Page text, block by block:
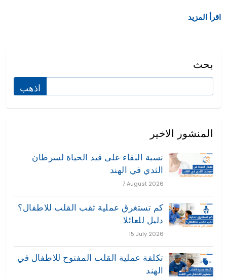
اقرأ المزيد
بحث
المنشور الاخير
نسبة البقاء على قيد الحياة لسرطان
الثدي في الهند
7 August 2026
كم تستغرق عملية ثقب القلب للاطفال؟
دليل للعائلا
15 July 2026
تكلفة عملية القلب المفتوح للاطفال في
الهند